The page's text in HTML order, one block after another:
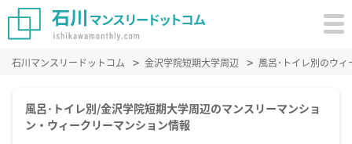
石川マンスリードットコム 金沢学院短期大学周辺 風呂･トイレ別のウ
風呂･トイレ別/金沢学院短期大学周辺のマンスリーマンショ
ン・ウィークリーマンション情報